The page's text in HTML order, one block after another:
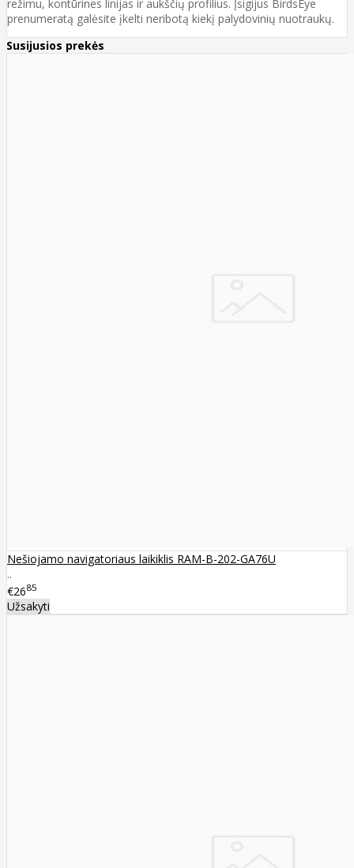
režimu, kontūrines linijas ir aukščių profilius. Įsigijus BirdsEye
prenumeratą galėsite įkelti neribotą kiekį palydovinių nuotraukų.
Susijusios prekės
Nešiojamo navigatoriaus laikiklis RAM-B-202-GA76U
..
€2685
Užsakyti